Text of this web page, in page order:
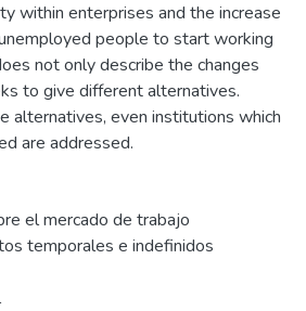
within enterprises and the increase
people to start working
not only describe the changes
to give different alternatives.
alternatives, even institutions which
are addressed.
el mercado de trabajo
temporales e indefinidos